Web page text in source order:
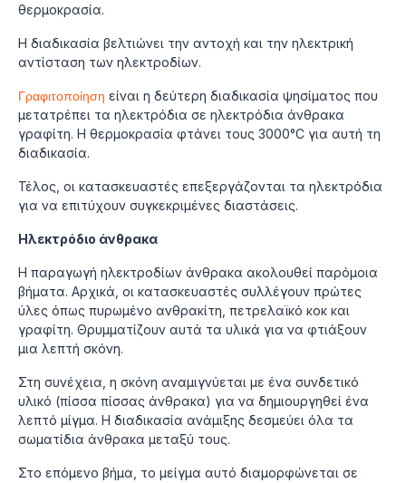
θερμοκρασία.
Η διαδικασία βελτιώνει την αντοχή και την ηλεκτρική
αντίσταση των ηλεκτροδίων.
Γραφιτοποίηση είναι η δεύτερη διαδικασία ψησίματος που
μετατρέπει τα ηλεκτρόδια σε ηλεκτρόδια άνθρακα
γραφίτη. Η θερμοκρασία φτάνει τους 3000°C για αυτή τη
διαδικασία.
Τέλος, οι κατασκευαστές επεξεργάζονται τα ηλεκτρόδια
για να επιτύχουν συγκεκριμένες διαστάσεις.
Ηλεκτρόδιο άνθρακα
Η παραγωγή ηλεκτροδίων άνθρακα ακολουθεί παρόμοια
βήματα. Αρχικά, οι κατασκευαστές συλλέγουν πρώτες
ύλες όπως πυρωμένο ανθρακίτη, πετρελαϊκό κοκ και
γραφίτη. Θρυμματίζουν αυτά τα υλικά για να φτιάξουν
μια λεπτή σκόνη.
Στη συνέχεια, η σκόνη αναμιγνύεται με ένα συνδετικό
υλικό (πίσσα πίσσας άνθρακα) για να δημιουργηθεί ένα
λεπτό μίγμα. Η διαδικασία ανάμιξης δεσμεύει όλα τα
σωματίδια άνθρακα μεταξύ τους.
Στο επόμενο βήμα, το μείγμα αυτό διαμορφώνεται σε